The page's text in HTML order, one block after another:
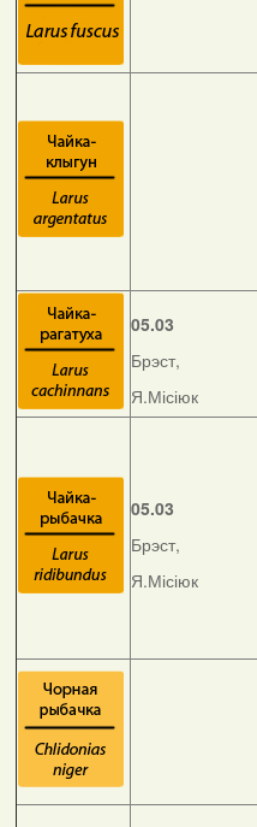
05.03
Брэст,
Я.Місіюк
05.03
Брэст,
Я.Місіюк